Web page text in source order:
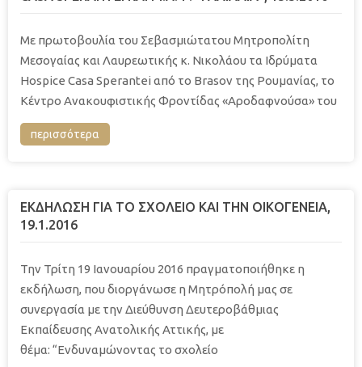
Με πρωτοβουλία του Σεβασμιώτατου Μητροπολίτη
Μεσογαίας και Λαυρεωτικής κ. Νικολάου τα Ιδρύματα
Hospice Casa Sperantei από το Brasov της Ρουμανίας, το
Κέντρο Ανακουφιστικής Φροντίδας «Αροδαφνούσα» του
περισσότερα
ΕΚΔΗΛΩΣΗ ΓΙΑ ΤΟ ΣΧΟΛΕΙΟ ΚΑΙ ΤΗΝ ΟΙΚΟΓΕΝΕΙΑ,
19.1.2016
Την Τρίτη 19 Ιανουαρίου 2016 πραγματοποιήθηκε η
εκδήλωση, που διοργάνωσε η Μητρόπολή μας σε
συνεργασία με την Διεύθυνση Δευτεροβάθμιας
Εκπαίδευσης Ανατολικής Αττικής, με
θέμα: “Ενδυναμώνοντας το σχολείο